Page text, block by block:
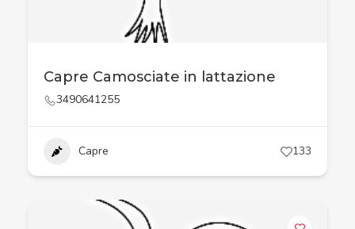
Capre Camosciate in lattazione
3490641255
Capre 133